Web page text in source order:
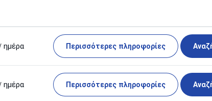
ημέρα Περισσότερες πληροφορίες
ημέρα Περισσότερες πληροφορίες